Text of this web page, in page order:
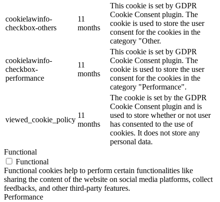
cookielawinfo-
checkbox-others
11
months
This cookie is set by GDPR
Cookie Consent plugin. The
cookie is used to store the user
consent for the cookies in the
category "Other.
cookielawinfo-
checkbox-
performance
11
months
This cookie is set by GDPR
Cookie Consent plugin. The
cookie is used to store the user
consent for the cookies in the
category "Performance".
viewed_cookie_policy
11
months
The cookie is set by the GDPR
Cookie Consent plugin and is
used to store whether or not user
has consented to the use of
cookies. It does not store any
personal data.
Functional
Functional
Functional cookies help to perform certain functionalities like
sharing the content of the website on social media platforms, collect
feedbacks, and other third-party features.
Performance